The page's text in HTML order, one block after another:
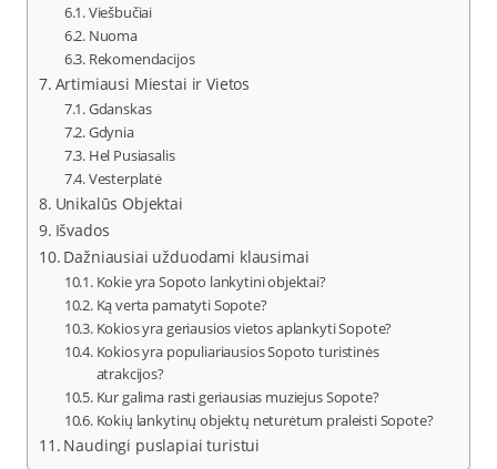
Viešbučiai
Nuoma
Rekomendacijos
Artimiausi Miestai ir Vietos
Gdanskas
Gdynia
Hel Pusiasalis
Vesterplatė
Unikalūs Objektai
Išvados
Dažniausiai užduodami klausimai
Kokie yra Sopoto lankytini objektai?
Ką verta pamatyti Sopote?
Kokios yra geriausios vietos aplankyti Sopote?
Kokios yra populiariausios Sopoto turistinės
atrakcijos?
Kur galima rasti geriausias muziejus Sopote?
Kokių lankytinų objektų neturėtum praleisti Sopote?
Naudingi puslapiai turistui